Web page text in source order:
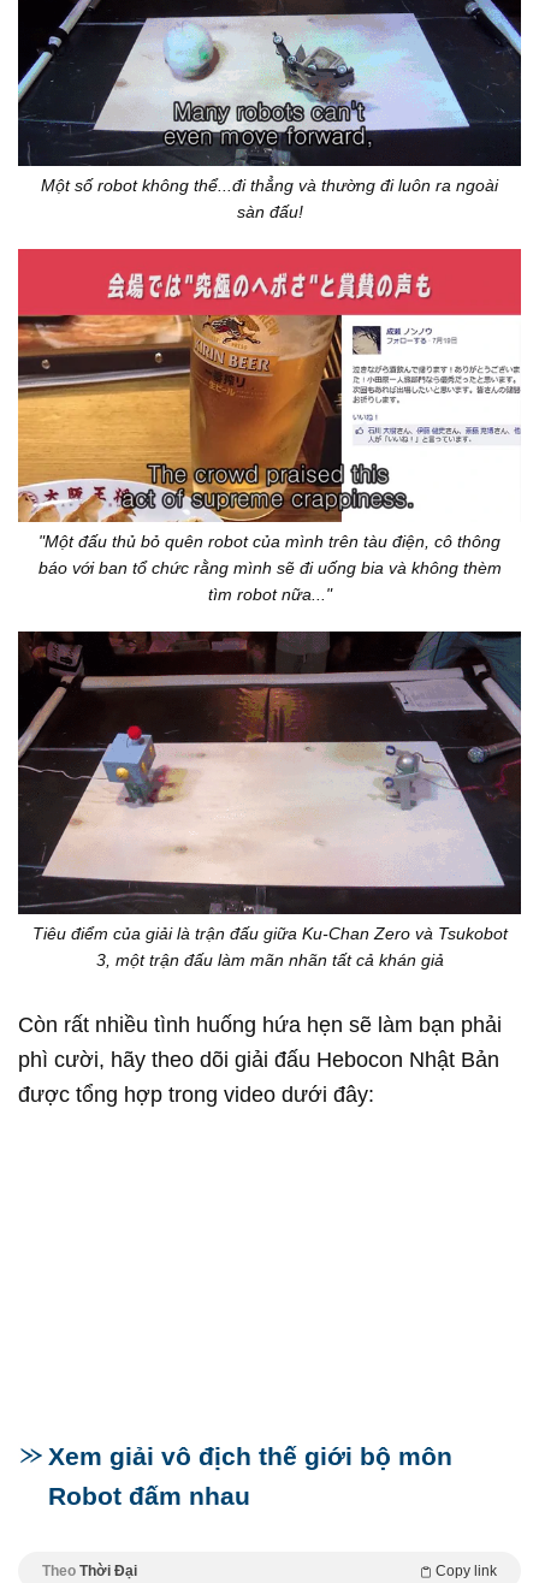
Một số robot không thể...đi thẳng và thường đi luôn ra ngoài
sàn đấu!
"Một đấu thủ bỏ quên robot của mình trên tàu điện, cô thông
báo với ban tổ chức rằng mình sẽ đi uống bia và không thèm
tìm robot nữa..."
Tiêu điểm của giải là trận đấu giữa Ku-Chan Zero và Tsukobot
3, một trận đấu làm mãn nhãn tất cả khán giả
Còn rất nhiều tình huống hứa hẹn sẽ làm bạn phải
phì cười, hãy theo dõi giải đấu Hebocon Nhật Bản
được tổng hợp trong video dưới đây:
Xem giải vô địch thế giới bộ môn
Robot đấm nhau
Theo Thời Đại Copy link